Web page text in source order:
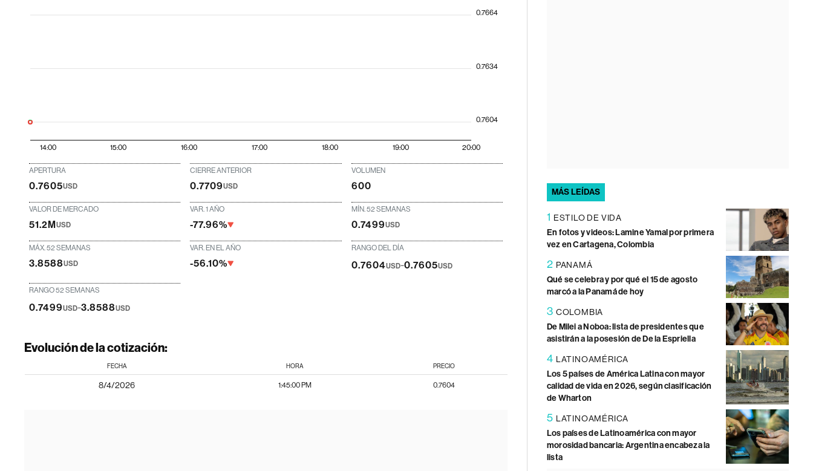
14:00 15:00 16:00 17:00 18:00 19:00 20:00
0.7604
0.7634
0.7664
APERTURA
0.7605USD
CIERRE ANTERIOR
0.7709USD
VOLUMEN
600
VALOR DE MERCADO
51.2MUSD
VAR. 1 AÑO
-77.96%
MÍN. 52 SEMANAS
0.7499USD
MÁX. 52 SEMANAS
3.8588USD
VAR. EN EL AÑO
-56.10%
RANGO DEL DÍA
0.7604USD-0.7605USD
RANGO 52 SEMANAS
0.7499USD-3.8588USD
Evolución de la cotización:
FECHA HORA PRECIO
8/4/2026 1:45:00 PM 0.7604
MÁS LEÍDAS
1 ESTILO DE VIDA
En fotos y videos: Lamine Yamal por primera
vez en Cartagena, Colombia
2 PANAMÁ
Qué se celebra y por qué el 15 de agosto
marcó a la Panamá de hoy
3 COLOMBIA
De Milei a Noboa: lista de presidentes que
asistirán a la posesión de De la Espriella
4 LATINOAMÉRICA
Los 5 países de América Latina con mayor
calidad de vida en 2026, según clasificación
de Wharton
5 LATINOAMÉRICA
Los países de Latinoamérica con mayor
morosidad bancaria: Argentina encabeza la
lista